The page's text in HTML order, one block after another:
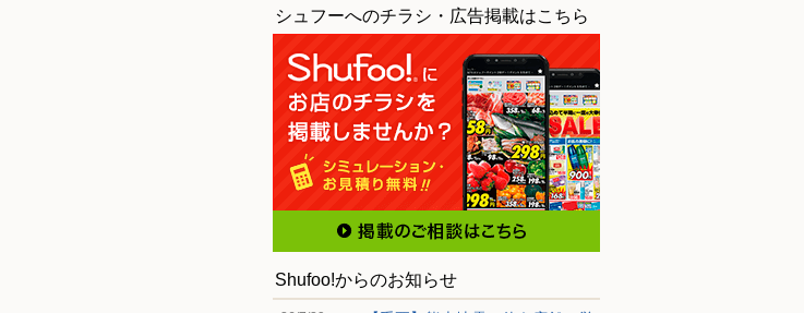
シュフーへのチラシ・広告掲載はこちら
Shufoo!からのお知らせ